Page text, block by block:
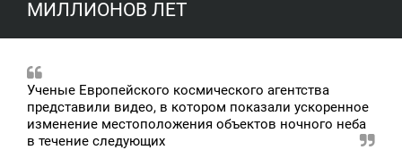
МИЛЛИОНОВ ЛЕТ
Ученые Европейского космического агентства
представили видео, в котором показали ускоренное
изменение местоположения объектов ночного неба
в течение следующих